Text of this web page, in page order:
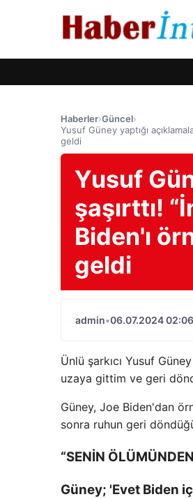
Haberler›Güncel›
Yusuf Güney yaptığı
geldi
Yusuf
şaşırttı!
Biden'ı
geldi
admin•06.07.2024 02:06
Ünlü şarkıcı Yusuf
uzaya gittim ve geri
Güney, Joe Biden'dan
sonra ruhun geri
“SENİN
Güney; 'Evet Biden